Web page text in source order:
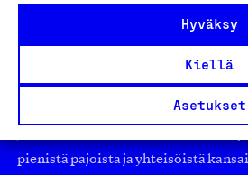
Hyväksy
Kiellä
Asetukset
Olemme jäsentemme omistama
työmarkkinajärjestöistä
pienistä pajoista ja yhteisöistä